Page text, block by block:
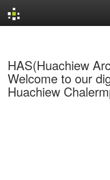
HAS(Huachiew
Welcome to our
Huachiew